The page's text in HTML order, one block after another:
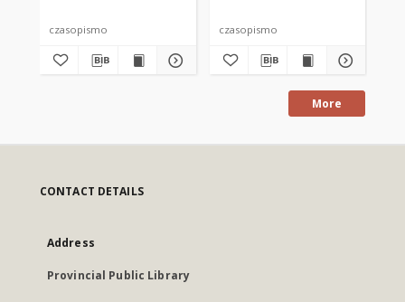
czasopismo czasopismo
More
CONTACT DETAILS
Address
Provincial Public Library